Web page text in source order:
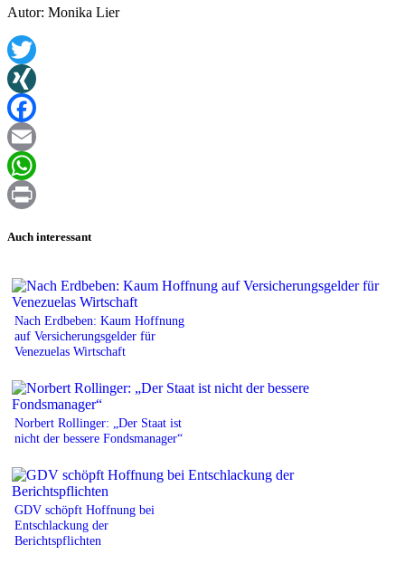
Autor: Monika Lier
Twitter
XING
Facebook
Email
WhatsApp
Auch interessant
Nach Erdbeben: Kaum Hoffnung
auf Versicherungsgelder für
Venezuelas Wirtschaft
Norbert Rollinger: „Der Staat ist
nicht der bessere Fondsmanager“
GDV schöpft Hoffnung bei
Entschlackung der
Berichtspflichten